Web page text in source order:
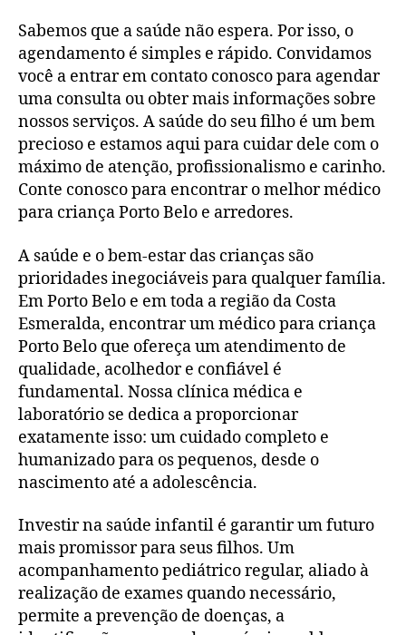
Sabemos que a saúde não espera. Por isso, o
agendamento é simples e rápido. Convidamos
você a entrar em contato conosco para agendar
uma consulta ou obter mais informações sobre
nossos serviços. A saúde do seu filho é um bem
precioso e estamos aqui para cuidar dele com o
máximo de atenção, profissionalismo e carinho.
Conte conosco para encontrar o melhor médico
para criança Porto Belo e arredores.
A saúde e o bem-estar das crianças são
prioridades inegociáveis para qualquer família.
Em Porto Belo e em toda a região da Costa
Esmeralda, encontrar um médico para criança
Porto Belo que ofereça um atendimento de
qualidade, acolhedor e confiável é
fundamental. Nossa clínica médica e
laboratório se dedica a proporcionar
exatamente isso: um cuidado completo e
humanizado para os pequenos, desde o
nascimento até a adolescência.
Investir na saúde infantil é garantir um futuro
mais promissor para seus filhos. Um
acompanhamento pediátrico regular, aliado à
realização de exames quando necessário,
permite a prevenção de doenças, a